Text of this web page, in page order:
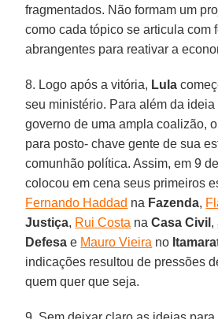
fragmentados. Não formam um
como cada tópico se articula com
abrangentes para reativar a
8. Logo após a vitória, Lula
seu ministério. Para além da
governo de uma ampla coalizão,
para posto- chave gente de sua
comunhão política. Assim, em 9
colocou em cena seus primeiros
Fernando Haddad na Fazenda,
Justiça, Rui Costa naCasa Civil ,
Defesa e Mauro Vieira no
indicações resultou de pressões
quem quer que seja.